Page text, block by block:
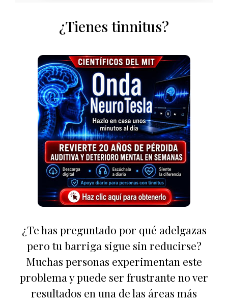
¿Tienes tinnitus?
¿Te has preguntado por qué adelgazas
pero tu barriga sigue sin reducirse?
Muchas personas experimentan este
problema y puede ser frustrante no ver
resultados en una de las áreas más